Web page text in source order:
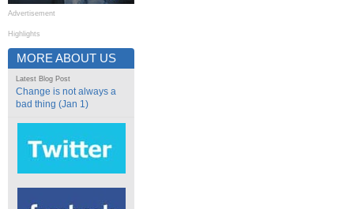
Advertisement
Highlights
MORE ABOUT US
Latest Blog Post
Change is not always a
bad thing (Jan 1)